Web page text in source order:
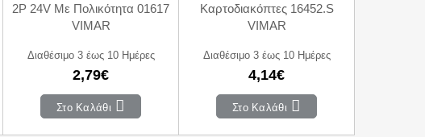
2P 24V Με Πολικότητα 01617
VIMAR
Διαθέσιμο 3 έως 10 Ημέρες
2,79€
Στο Καλάθι
Καρτοδιακόπτες 16452.S
VIMAR
Διαθέσιμο 3 έως 10 Ημέρες
4,14€
Στο Καλάθι